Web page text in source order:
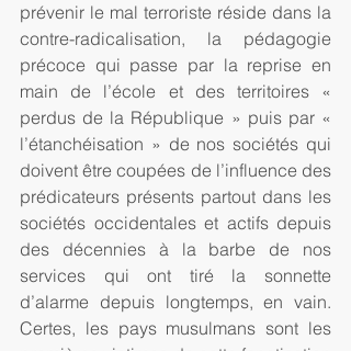
prévenir le mal terroriste réside dans la
contre-radicalisation, la pédagogie
précoce qui passe par la reprise en
main de l’école et des territoires «
perdus de la République » puis par «
l’étanchéisation » de nos sociétés qui
doivent être coupées de l’influence des
prédicateurs présents partout dans les
sociétés occidentales et actifs depuis
des décennies à la barbe de nos
services qui ont tiré la sonnette
d’alarme depuis longtemps, en vain.
Certes, les pays musulmans sont les